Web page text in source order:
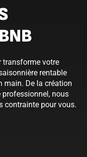
transforme votre
rentable
main. De la création
professionnel, nous
contrainte pour vous.